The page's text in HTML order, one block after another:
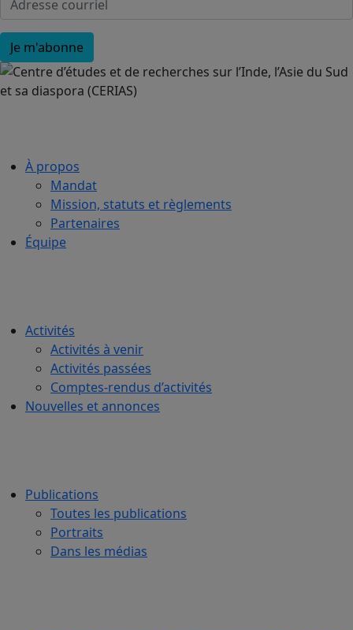
À propos
Mandat
Mission, statuts et règlements
Partenaires
Équipe
Activités
Activités à venir
Activités passées
Comptes-rendus d’activités
Nouvelles et annonces
Publications
Toutes les publications
Portraits
Dans les médias